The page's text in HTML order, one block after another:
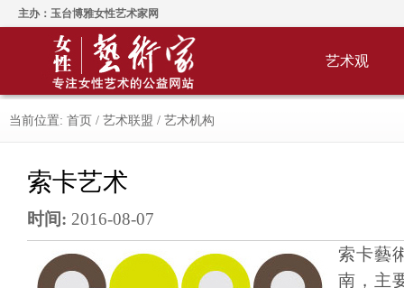
主办：玉台博雅女性艺术家网
艺术观
当前位置: 首页 / 艺术联盟 / 艺术机构
索卡艺术
时间: 2016-08-07
索卡藝
南，主